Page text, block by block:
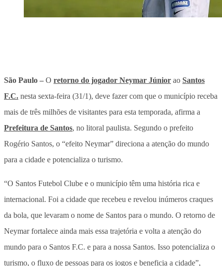
São Paulo – O retorno do jogador Neymar Júnior ao Santos
F.C. nesta sexta-feira (31/1), deve fazer com que o município receba
mais de três milhões de visitantes para esta temporada, afirma a
Prefeitura de Santos, no litoral paulista. Segundo o prefeito
Rogério Santos, o “efeito Neymar” direciona a atenção do mundo
para a cidade e potencializa o turismo.
“O Santos Futebol Clube e o município têm uma história rica e
internacional. Foi a cidade que recebeu e revelou inúmeros craques
da bola, que levaram o nome de Santos para o mundo. O retorno de
Neymar fortalece ainda mais essa trajetória e volta a atenção do
mundo para o Santos F.C. e para a nossa Santos. Isso potencializa o
turismo, o fluxo de pessoas para os jogos e beneficia a cidade”,